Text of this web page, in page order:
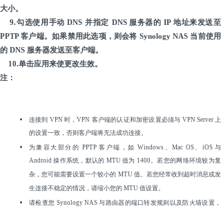
大小。
9.勾选使用手动 DNS 并指定 DNS 服务器的 IP 地址来发送至
PPTP 客户端。如果禁用此选项，则会将 Synology NAS 当前使用
的 DNS 服务器发送至客户端。
10.单击应用来使更改生效。
注：
连接到 VPN 时，VPN 客户端的认证和加密设置必须与 VPN Server 上
的设置一致，否则客户端将无法成功连接。
为兼容大部分的 PPTP 客户端，如 Windows、Mac OS、iOS 与
Android 操作系统，默认的 MTU 值为 1400。若您的网络环境较为复
杂，您可能需要设置一个较小的 MTU 值。若您经常收到超时消息或发
生连接不稳定的情况，请缩小您的 MTU 值设置。
请检查您 Synology NAS 与路由器的端口转发规则以及防火墙设置，